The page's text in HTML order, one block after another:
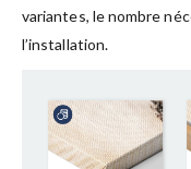
variantes, le nombre
l’installation.